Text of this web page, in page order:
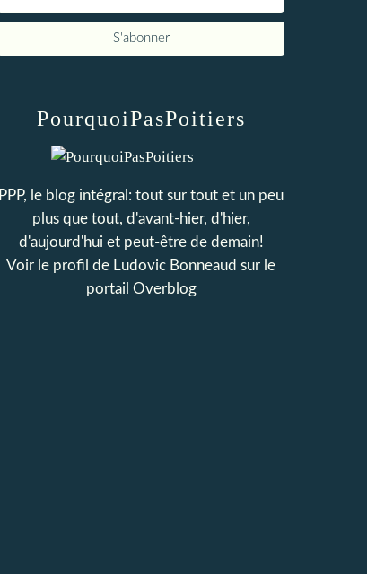
PourquoiPasPoitiers
PPP, le blog intégral: tout sur tout et un peu
plus que tout, d'avant-hier, d'hier,
d'aujourd'hui et peut-être de demain!
Voir le profil de Ludovic Bonneaud sur le
portail Overblog